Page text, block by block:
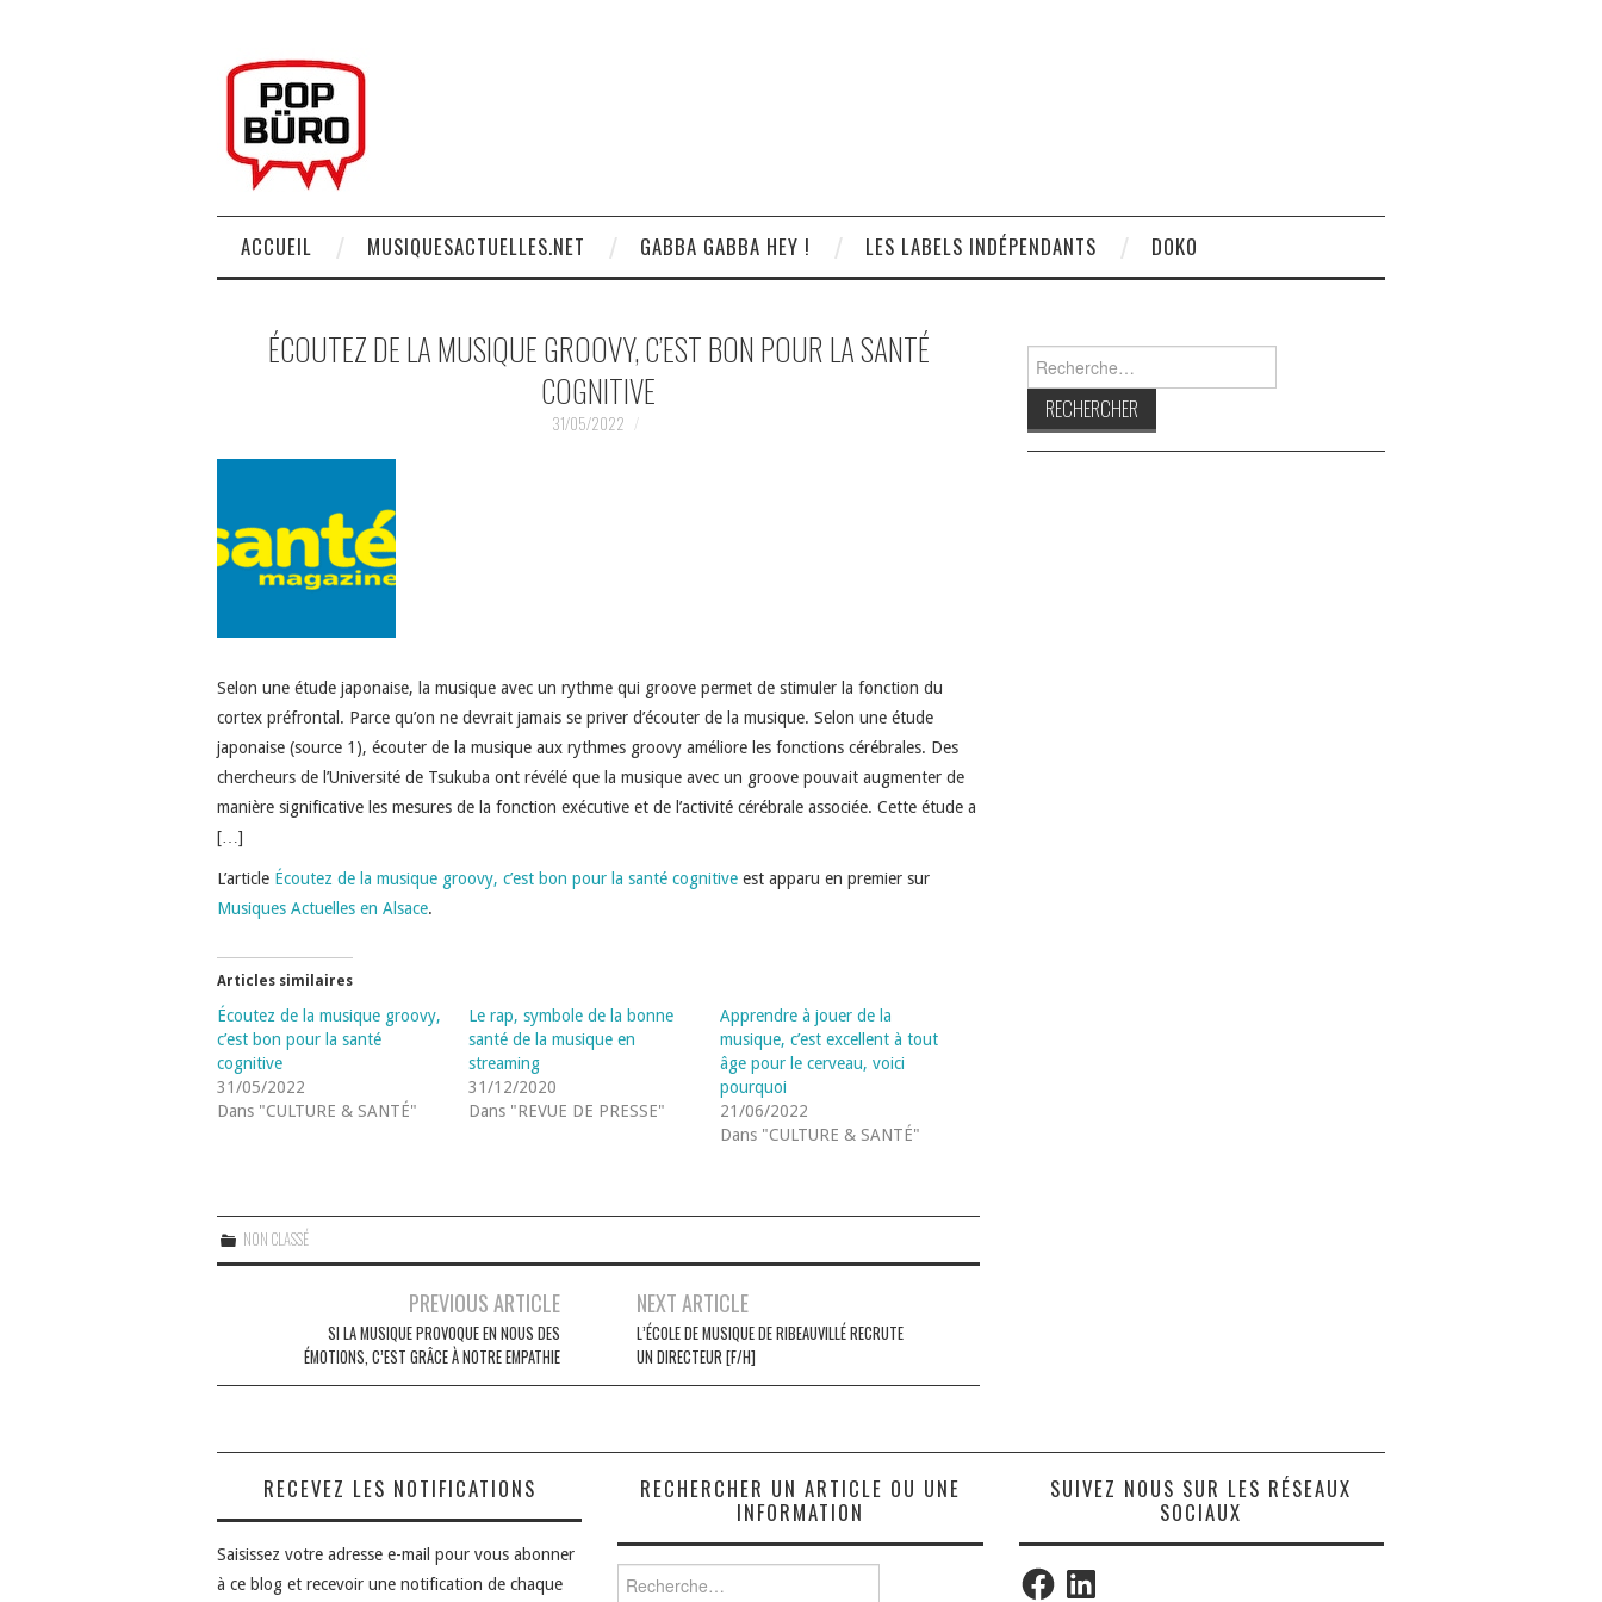
ACCUEIL MUSIQUESACTUELLES.NET GABBA GABBA HEY ! LES LABELS INDÉPENDANTS DOKO
ÉCOUTEZ DE LA MUSIQUE GROOVY, C’EST BON POUR LA SANTÉ
COGNITIVE
31/05/2022
Selon une étude japonaise, la musique avec un rythme qui groove permet de stimuler la fonction du
cortex préfrontal. Parce qu’on ne devrait jamais se priver d’écouter de la musique. Selon une étude
japonaise (source 1), écouter de la musique aux rythmes groovy améliore les fonctions cérébrales. Des
chercheurs de l’Université de Tsukuba ont révélé que la musique avec un groove pouvait augmenter de
manière significative les mesures de la fonction exécutive et de l’activité cérébrale associée. Cette étude a
[…]
L’article Écoutez de la musique groovy, c’est bon pour la santé cognitive est apparu en premier sur
Musiques Actuelles en Alsace.
Articles similaires
Écoutez de la musique groovy,
c’est bon pour la santé
cognitive
31/05/2022
Dans "CULTURE & SANTÉ"
Le rap, symbole de la bonne
santé de la musique en
streaming
31/12/2020
Dans "REVUE DE PRESSE"
Apprendre à jouer de la
musique, c’est excellent à tout
âge pour le cerveau, voici
pourquoi
21/06/2022
Dans "CULTURE & SANTÉ"
NON CLASSÉ
PREVIOUS ARTICLE
SI LA MUSIQUE PROVOQUE EN NOUS DES
ÉMOTIONS, C’EST GRÂCE À NOTRE EMPATHIE
NEXT ARTICLE
L’ÉCOLE DE MUSIQUE DE RIBEAUVILLÉ RECRUTE
UN DIRECTEUR [F/H]
RECEVEZ LES NOTIFICATIONS
Saisissez votre adresse e-mail pour vous abonner
à ce blog et recevoir une notification de chaque
RECHERCHER UN ARTICLE OU UNE
INFORMATION
SUIVEZ NOUS SUR LES RÉSEAUX
SOCIAUX
FacebookLinkedIn